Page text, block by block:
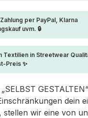
per PayPal, Klarna
uvm. 🔒
Textilien in Streetwear
Preis ✨
dein
stellen wir eine von